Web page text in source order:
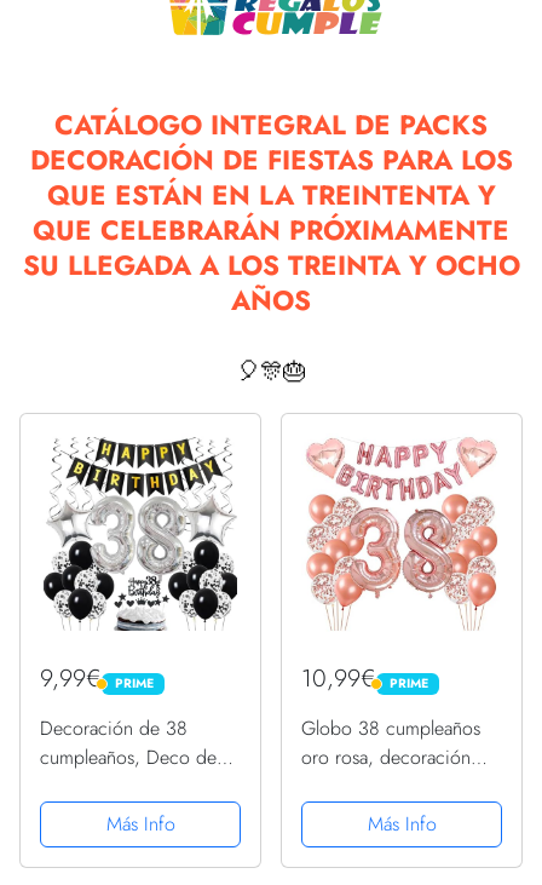
CATÁLOGO INTEGRAL DE PACKS
DECORACIÓN DE FIESTAS PARA LOS
QUE ESTÁN EN LA TREINTENTA Y
QUE CELEBRARÁN PRÓXIMAMENTE
SU LLEGADA A LOS TREINTA Y OCHO
AÑOS
🎈🎊🎂
9,99€ PRIME
PRIME
Decoración de 38
cumpleaños, Deco de
hombres, Deco de 38
cumpleaños hombre,
Deco de 38 globos
Más Info
10,99€ PRIME
PRIME
Globo 38 cumpleaños
oro rosa, decoración
mujer, decoración 38
cumpleaños mujer,
decoración 38
Más Info